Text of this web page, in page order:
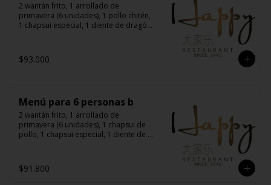
2 wantán frito, 1 arrollado de
primavera (6 unidades), 1 pollo chitén,
1 chapsui especial, 1 diente de dragón
$93.000
Menú para 6 personas b
2 wantán frito, 1 arrollado de
primavera (6 unidades), 1 chapsui de
pollo, 1 chapsui especial, 1 diente de
arroz chaufán
$91.800